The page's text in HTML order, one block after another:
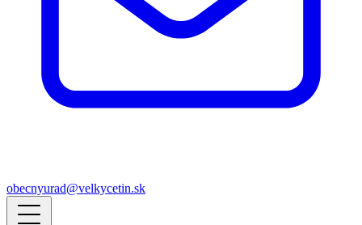
obecnyurad@velkycetin.sk